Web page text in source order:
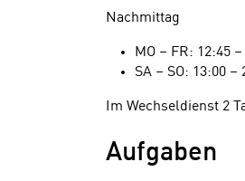
Nachmittag
MO – FR: 12:45
SA – SO: 13:00 –
Im Wechseldienst 2
Aufgaben